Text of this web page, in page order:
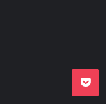
Odnoklassniki
Pocket